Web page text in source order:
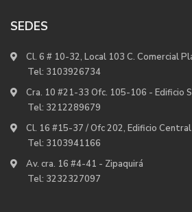
SEDES
Cl. 6 # 10-32, Local 103 C. Comercial
Tel: 3103926734
Cra. 10 #21-33 Ofc. 105-106 - Edificio
Tel: 3212289679
Cl. 16 #15-37 / Ofc 202, Edificio
Tel: 3103941166
Av. cra. 16 #4-41 - Zipaquirá
Tel: 3232327097